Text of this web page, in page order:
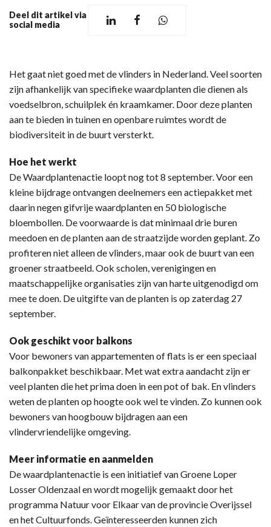
Deel dit artikel via
social media
Het gaat niet goed met de vlinders in Nederland. Veel soorten
zijn afhankelijk van specifieke waardplanten die dienen als
voedselbron, schuilplek én kraamkamer. Door deze planten
aan te bieden in tuinen en openbare ruimtes wordt de
biodiversiteit in de buurt versterkt.
Hoe het werkt
De Waardplantenactie loopt nog tot 8 september. Voor een
kleine bijdrage ontvangen deelnemers een actiepakket met
daarin negen gifvrije waardplanten en 50 biologische
bloembollen. De voorwaarde is dat minimaal drie buren
meedoen en de planten aan de straatzijde worden geplant. Zo
profiteren niet alleen de vlinders, maar ook de buurt van een
groener straatbeeld. Ook scholen, verenigingen en
maatschappelijke organisaties zijn van harte uitgenodigd om
mee te doen. De uitgifte van de planten is op zaterdag 27
september.
Ook geschikt voor balkons
Voor bewoners van appartementen of flats is er een speciaal
balkonpakket beschikbaar. Met wat extra aandacht zijn er
veel planten die het prima doen in een pot of bak. En vlinders
weten de planten op hoogte ook wel te vinden. Zo kunnen ook
bewoners van hoogbouw bijdragen aan een
vlindervriendelijke omgeving.
Meer informatie en aanmelden
De waardplantenactie is een initiatief van Groene Loper
Losser Oldenzaal en wordt mogelijk gemaakt door het
programma Natuur voor Elkaar van de provincie Overijssel
en het Cultuurfonds. Geïnteresseerden kunnen zich